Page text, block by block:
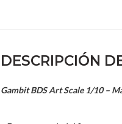
DESCRIPCIÓN
Gambit BDS Art Scale 1/10 –